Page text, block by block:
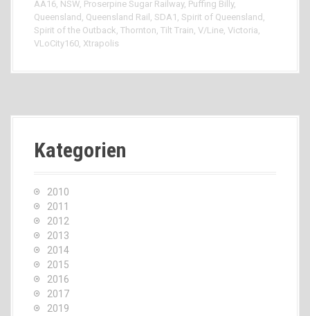
AA16, NSW, Proserpine Sugar Railway, Puffing Billy,
Queensland , Queensland Rail , SDA1 , Spirit of Queensland ,
Spirit of the Outback, Thornton, Tilt Train, V/Line, Victoria,
VLoCity160, Xtrapolis
Kategorien
2010
2011
2012
2013
2014
2015
2016
2017
2019